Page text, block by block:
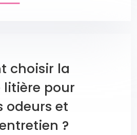
choisir la
pour
odeurs et
?